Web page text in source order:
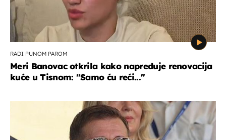
RADI PUNOM PAROM
Meri Banovac otkrila kako napreduje renovacija
kuće u Tisnom: "Samo ću reći..."